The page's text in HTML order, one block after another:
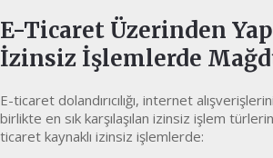
E-Ticaret Üzerinden
İzinsiz İşlemlerde
E-ticaret dolandırıcılığı, internet
birlikte en sık karşılaşılan izinsiz işlem
ticaret kaynaklı izinsiz işlemlerde: